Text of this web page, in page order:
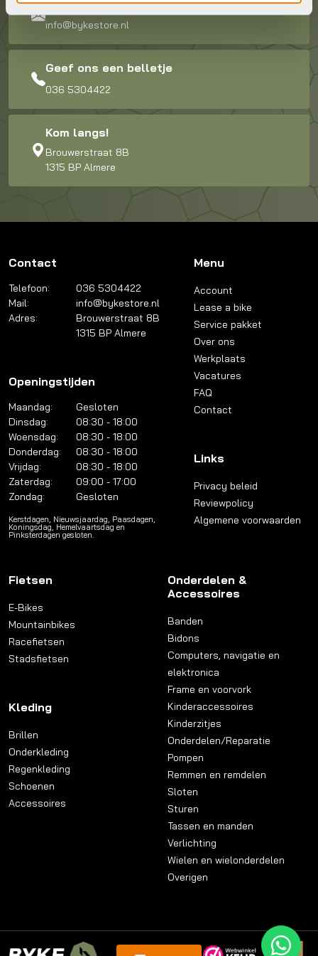
Stuur ons een e-mail
info@bykestore.nl
Geef ons een belletje
036 5304422
Kom langs!
Brouwerstraat 8B
1315 BP Almere
Contact
Telefoon:
036 5304422
Mail:
info@bykestore.nl
Adres:
Brouwerstraat 8B
1315 BP Almere
Openingstijden
Maandag:
Gesloten
Dinsdag:
08:30 - 18:00
Woensdag:
08:30 - 18:00
Donderdag:
08:30 - 18:00
Vrijdag:
08:30 - 18:00
Zaterdag:
09:00 - 17:00
Zondag:
Gesloten
Kerstdagen, Nieuwsjaardag, Paasdagen,
Koningsdag, Hemelvaartsdag en
Pinksterdagen gesloten.
Menu
Account
Lease a bike
Service pakket
Over ons
Werkplaats
Vacatures
FAQ
Contact
Links
Privacy beleid
Reviewpolicy
Algemene voorwaarden
Fietsen
E-Bikes
Mountainbikes
Racefietsen
Stadsfietsen
Kleding
Brillen
Onderkleding
Regenkleding
Schoenen
Accessoires
Onderdelen &
Accessoires
Banden
Bidons
Computers, navigatie en
elektronica
Frame en voorvork
Kinderaccessoires
Kinderzitjes
Onderdelen/Reparatie
Pompen
Remmen en remdelen
Sloten
Sturen
Tassen en manden
Verlichting
Wielen en wielonderdelen
Overigen